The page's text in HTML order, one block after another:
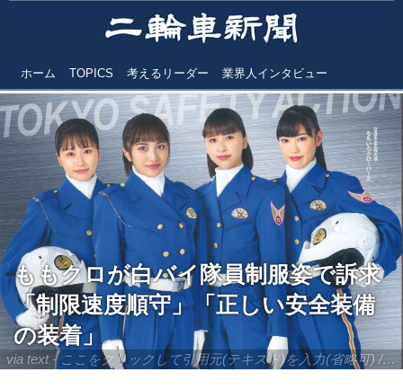
ホーム TOPICS 考えるリーダー 業界人インタビュー
via text - ここをクリックして引用元(テキスト)を入力(省略可) / site.to.link.com - ここをクリックして引用元を入力(省略可)
ももクロが白バイ隊員制服姿で訴求
「制限速度順守」「正しい安全装備
の装着」